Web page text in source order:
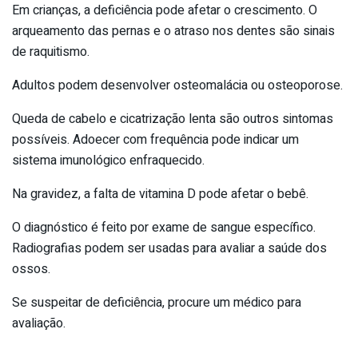
Em crianças, a deficiência pode afetar o crescimento. O
arqueamento das pernas e o atraso nos dentes são sinais
de raquitismo.
Adultos podem desenvolver osteomalácia ou osteoporose.
Queda de cabelo e cicatrização lenta são outros sintomas
possíveis. Adoecer com frequência pode indicar um
sistema imunológico enfraquecido.
Na gravidez, a falta de vitamina D pode afetar o bebê.
O diagnóstico é feito por exame de sangue específico.
Radiografias podem ser usadas para avaliar a saúde dos
ossos.
Se suspeitar de deficiência, procure um médico para
avaliação.